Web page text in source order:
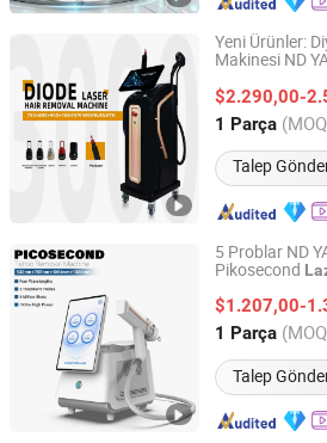
Yeni Ürünler:
Makinesi ND
$2.290,00-
1 Parça
Talep
Beijing Sleeper Beauty Technology
Beijing, China Fiyat
5 Problar ND
Pikosecond
$1.207,00-
1 Parça
Talep
Beijing Perfectlaser Technology Co.,
Beijing, China Fiyat